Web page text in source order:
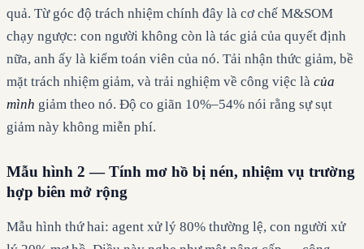
quả. Từ góc độ trách nhiệm chính đây là cơ chế M&SOM
chạy ngược: con người không còn là tác giả của quyết định
nữa, anh ấy là kiểm toán viên của nó. Tải nhận thức giảm, bề
mặt trách nhiệm giảm, và trải nghiệm về công việc là của
mình giảm theo nó. Độ co giãn 10%–54% nói rằng sự sụt
giảm này không miễn phí.
Mẫu hình 2 — Tính mơ hồ bị nén, nhiệm vụ trường
hợp biên mở rộng
Mẫu hình thứ hai: agent xử lý 80% thường lệ, con người xử